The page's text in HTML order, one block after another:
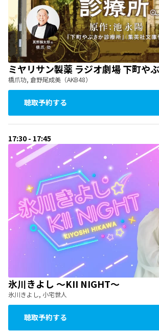
ミヤリサン製薬 ラジオ劇場 下町や
橋爪功, 倉野尾成美（AKB48）
聴取予約する
17:30 - 17:45
氷川きよし 〜KII NIGHT〜
氷川きよし, 小宅世人
聴取予約する